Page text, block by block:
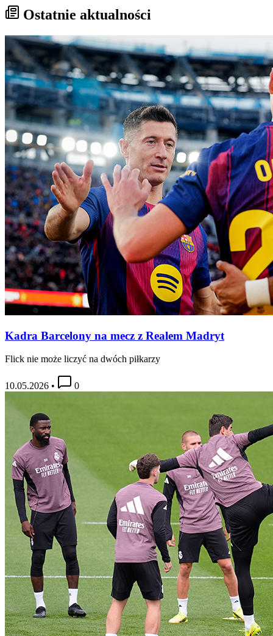
Ostatnie aktualności
Kadra Barcelony na mecz z Realem Madryt
Flick nie może liczyć na dwóch piłkarzy
10.05.2026 • 0